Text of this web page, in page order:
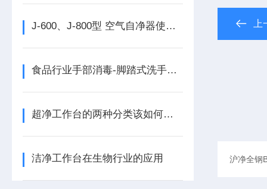
J-600、J-800型 空气自净器使用维护说明书
食品行业手部消毒-脚踏式洗手消毒池
超净工作台的两种分类该如何选择呢​
洁净工作台在生物行业的应用